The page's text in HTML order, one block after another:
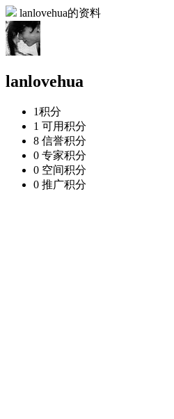
lanlovehua的资料
lanlovehua
1积分
1 可用积分
8 信誉积分
0 专家积分
0 空间积分
0 推广积分